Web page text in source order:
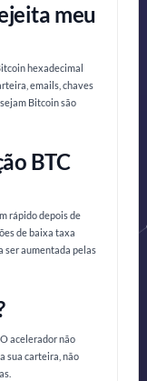
meu
hexadecimal
emails, chaves
Bitcoin são
BTC
rápido depois de
de baixa taxa
ser aumentada pelas
acelerador não
sua carteira, não